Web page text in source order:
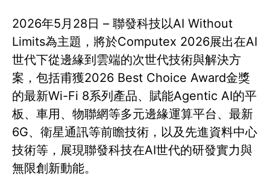
2026年5月28日 – 聯發科技以AI Without
Limits為主題，將於Computex 2026展出在AI
世代下從邊緣到雲端的次世代技術與解決方
案，包括甫獲2026 Best Choice Award金獎
的最新Wi-Fi 8系列產品、賦能Agentic AI的平
板、車用、物聯網等多元邊緣運算平台、最新
6G、衛星通訊等前瞻技術，以及先進資料中心
技術等，展現聯發科技在AI世代的研發實力與
無限創新動能。